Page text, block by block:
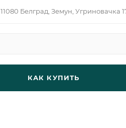
11080 Белград, Земун, Угриновачка
КАК КУПИТЬ